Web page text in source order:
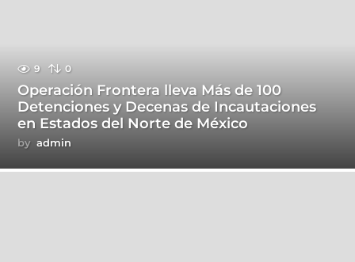
9 0
Operación Frontera lleva Más de 100
Detenciones y Decenas de Incautaciones
en Estados del Norte de México
by admin